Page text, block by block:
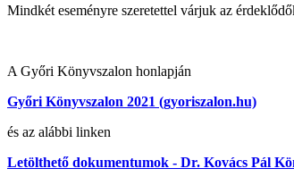
Mindkét eseményre szeretettel várjuk az
A Győri Könyvszalon honlapján
Győri Könyvszalon 2021 (gyoriszalon.hu)
és az alábbi linken
Letölthető dokumentumok - Dr. Kovács Pál